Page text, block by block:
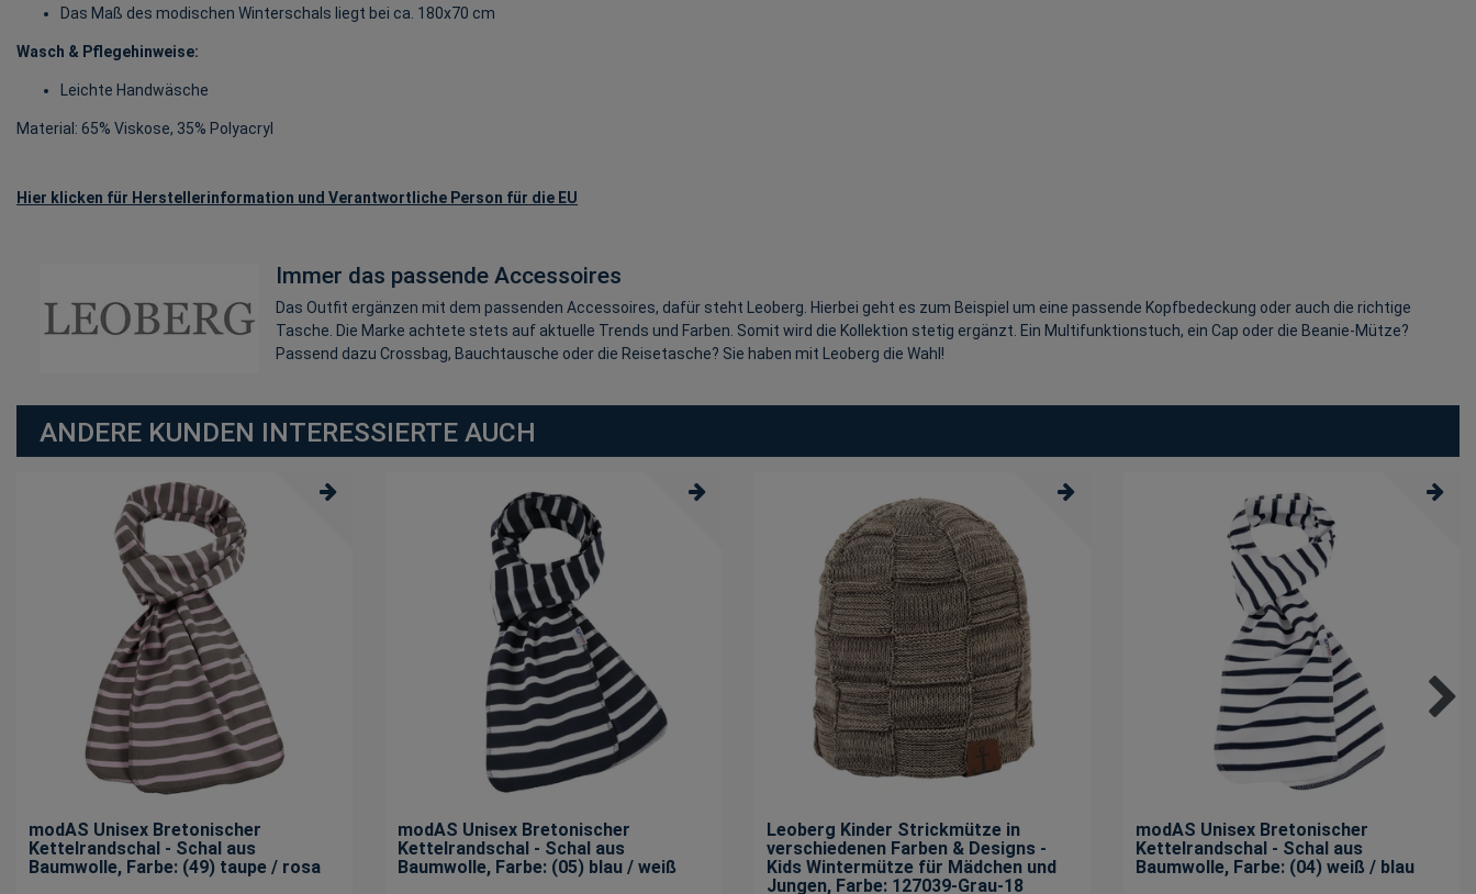
Das Maß des modischen Winterschals liegt bei ca. 180x70 cm
Wasch & Pflegehinweise:
Leichte Handwäsche
Material: 65% Viskose, 35% Polyacryl
Hier klicken für Herstellerinformation und Verantwortliche Person für die EU
Immer das passende Accessoires
Das Outfit ergänzen mit dem passenden Accessoires, dafür steht Leoberg. Hierbei geht es zum Beispiel um eine passende Kopfbedeckung oder auch die richtige
Tasche. Die Marke achtete stets auf aktuelle Trends und Farben. Somit wird die Kollektion stetig ergänzt. Ein Multifunktionstuch, ein Cap oder die Beanie-Mütze?
Passend dazu Crossbag, Bauchtausche oder die Reisetasche? Sie haben mit Leoberg die Wahl!
ANDERE KUNDEN INTERESSIERTE AUCH
modAS Unisex Bretonischer
Kettelrandschal - Schal aus
Baumwolle, Farbe: (49) taupe / rosa
modAS Unisex Bretonischer
Kettelrandschal - Schal aus
Baumwolle, Farbe: (05) blau / weiß
Leoberg Kinder Strickmütze in
verschiedenen Farben & Designs -
Kids Wintermütze für Mädchen und
Jungen, Farbe: 127039-Grau-18
modAS Unisex Bretonischer
Kettelrandschal - Schal aus
Baumwolle, Farbe: (04) weiß / blau